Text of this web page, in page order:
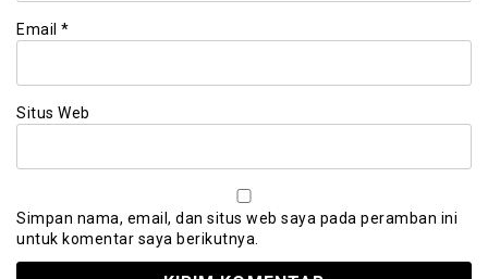
Email *
Situs Web
Simpan nama, email, dan situs web saya pada peramban ini
untuk komentar saya berikutnya.